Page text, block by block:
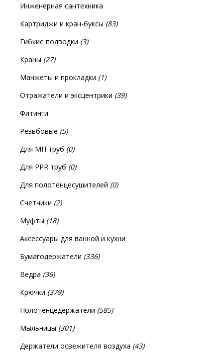
Инженерная сантехника
Картриджи и кран-буксы (83)
Гибкие подводки (3)
Краны (27)
Манжеты и прокладки (1)
Отражатели и эксцентрики (39)
Фитинги
Резьбовые (5)
Для МП труб (0)
Для PPR труб (0)
Для полотенцесушителей (0)
Счетчики (2)
Муфты (18)
Аксессуары для ванной и кухни
Бумагодержатели (336)
Ведра (36)
Крючки (379)
Полотенцедержатели (585)
Мыльницы (301)
Держатели освежителя воздуха (43)